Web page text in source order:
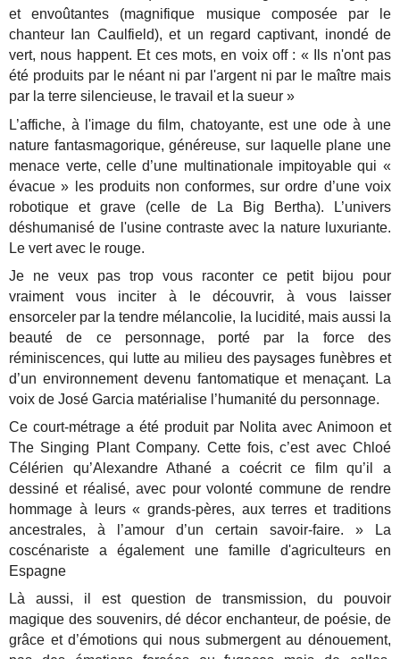
et envoûtantes (magnifique musique composée par le
chanteur Ian Caulfield), et un regard captivant, inondé de
vert, nous happent. Et ces mots, en voix off : « Ils n'ont pas
été produits par le néant ni par l'argent ni par le maître mais
par la terre silencieuse, le travail et la sueur »
L’affiche, à l'image du film, chatoyante, est une ode à une
nature fantasmagorique, généreuse, sur laquelle plane une
menace verte, celle d’une multinationale impitoyable qui «
évacue » les produits non conformes, sur ordre d’une voix
robotique et grave (celle de La Big Bertha). L’univers
déshumanisé de l'usine contraste avec la nature luxuriante.
Le vert avec le rouge.
Je ne veux pas trop vous raconter ce petit bijou pour
vraiment vous inciter à le découvrir, à vous laisser
ensorceler par la tendre mélancolie, la lucidité, mais aussi la
beauté de ce personnage, porté par la force des
réminiscences, qui lutte au milieu des paysages funèbres et
d’un environnement devenu fantomatique et menaçant. La
voix de José Garcia matérialise l’humanité du personnage.
Ce court-métrage a été produit par Nolita avec Animoon et
The Singing Plant Company. Cette fois, c’est avec Chloé
Célérien qu’Alexandre Athané a coécrit ce film qu’il a
dessiné et réalisé, avec pour volonté commune de rendre
hommage à leurs « grands-pères, aux terres et traditions
ancestrales, à l’amour d’un certain savoir-faire. » La
coscénariste a également une famille d'agriculteurs en
Espagne
Là aussi, il est question de transmission, du pouvoir
magique des souvenirs, dé décor enchanteur, de poésie, de
grâce et d’émotions qui nous submergent au dénouement,